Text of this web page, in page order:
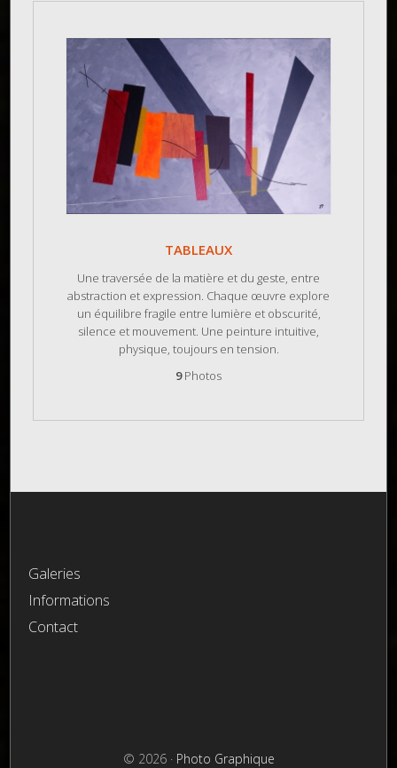
TABLEAUX
Une traversée de la matière et du geste, entre
abstraction et expression. Chaque œuvre explore
un équilibre fragile entre lumière et obscurité,
silence et mouvement. Une peinture intuitive,
physique, toujours en tension.
9Photos
Galeries
Informations
Contact
© 2026 · Photo Graphique